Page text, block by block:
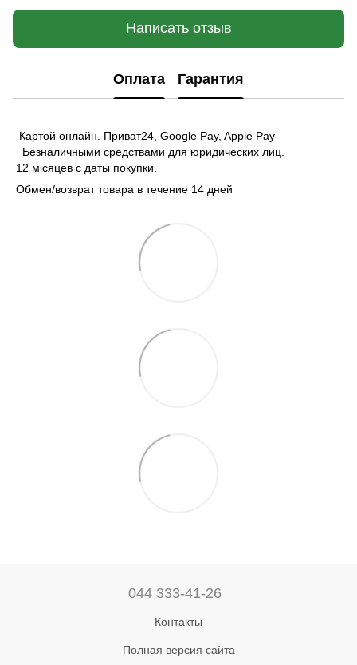
Написать отзыв
Оплата Гарантия
Картой онлайн. Приват24, Google Pay, Apple Pay
Безналичными средствами для юридических лиц.
12 місяцев с даты покупки.
Обмен/возврат товара в течение 14 дней
044 333-41-26
Контакты
Полная версия сайта